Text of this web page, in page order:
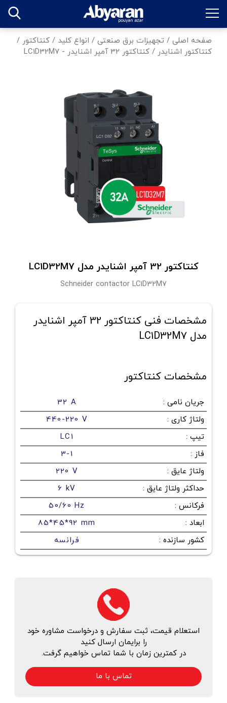
صفحه اصلی / تجهیزات برق صنعتی / انواع کلید / کنتاکتور /
کنتاکتور اشنایدر / کنتاکتور 32 آمپر اشنایدر - LC1D32M7
کنتاکتور 32 آمپر اشنایدر مدل LC1D32M7
Schneider contactor LC1D32M7
مشخصات فنی کنتاکتور 32 آمپر اشنایدر
مدل LC1D32M7
مشخصات کنتاکتور
جریان نامی :
32 A
ولتاژ کاری :
440-220 V
تیپ :
LC1
فاز :
3-1
ولتاژ عایق :
220 V
حداکثر ولتاژ عایق :
6 kV
فرکانس :
50/60 Hz
ابعاد :
85*45*92 mm
کشور سازنده : فرانسه
استعلام قیمت، ثبت سفارش و درخواست مشاوره خود
را برایمان ارسال کنید
در کمترین زمان با شما تماس خواهیم گرفت.
تماس با ما